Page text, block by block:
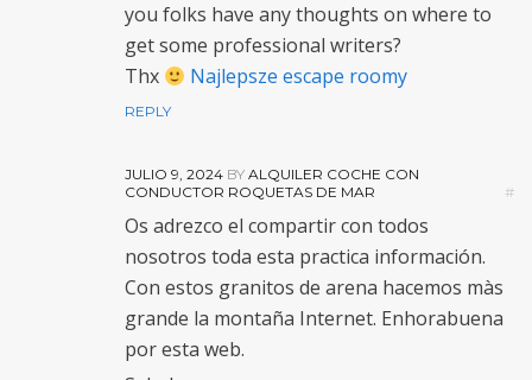
you folks have any thoughts on where to
get some professional writers?
Thx
Najlepsze escape roomy
REPLY
JULIO 9, 2024 BY ALQUILER COCHE CON
CONDUCTOR ROQUETAS DE MAR
#
Os adrezco el compartir con todos
nosotros toda esta practica información.
Con estos granitos de arena hacemos màs
grande la montaña Internet. Enhorabuena
por esta web.